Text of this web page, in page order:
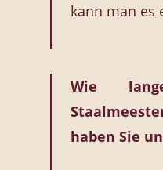
kann man es
Wie
haben Sie